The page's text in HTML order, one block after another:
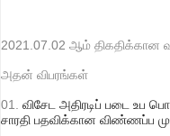
2021.07.02 ஆம் திகதிக்கான
அதன் விபரங்கள்
01. விசேட அதிரடிப் படை
சாரதி பதவிக்கான விண்ணப்ப